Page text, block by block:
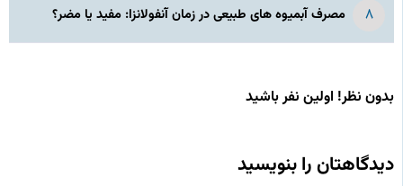
مصرف آبمیوه های طبیعی در زمان آنفولانزا: مفید یا مضر؟
بدون نظر! اولین نفر باشید
دیدگاهتان را بنویسید